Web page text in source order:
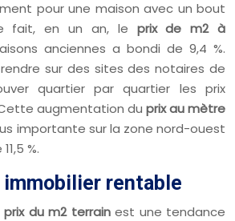
pour une maison avec un bout
fait, en un an, le prix de m2 à
anciennes a bondi de 9,4 %.
sur des sites des notaires de
quartier par quartier les prix
augmentation du prix au mètre
importante sur la zone nord-ouest
%.
immobilier rentable
prix du m2 terrainest une tendance